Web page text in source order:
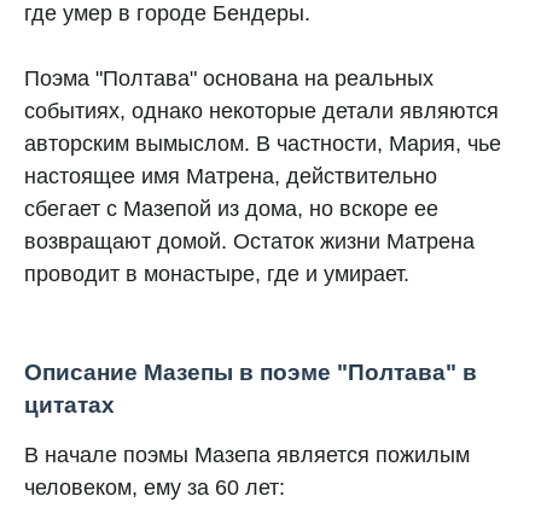
где умер в городе Бендеры.
Поэма "Полтава" основана на реальных
событиях, однако некоторые детали являются
авторским вымыслом. В частности, Мария, чье
настоящее имя Матрена, действительно
сбегает с Мазепой из дома, но вскоре ее
возвращают домой. Остаток жизни Матрена
проводит в монастыре, где и умирает.
Описание Мазепы в поэме "Полтава" в
цитатах
В начале поэмы Мазепа является пожилым
человеком, ему за 60 лет: